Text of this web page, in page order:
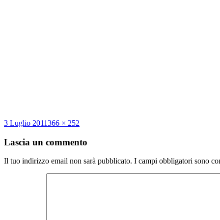
Scritto
3 Luglio 2011 Dimensione
366 × 252
Lascia un commento
Il tuo indirizzo email non sarà pubblicato. I campi obbligatori sono